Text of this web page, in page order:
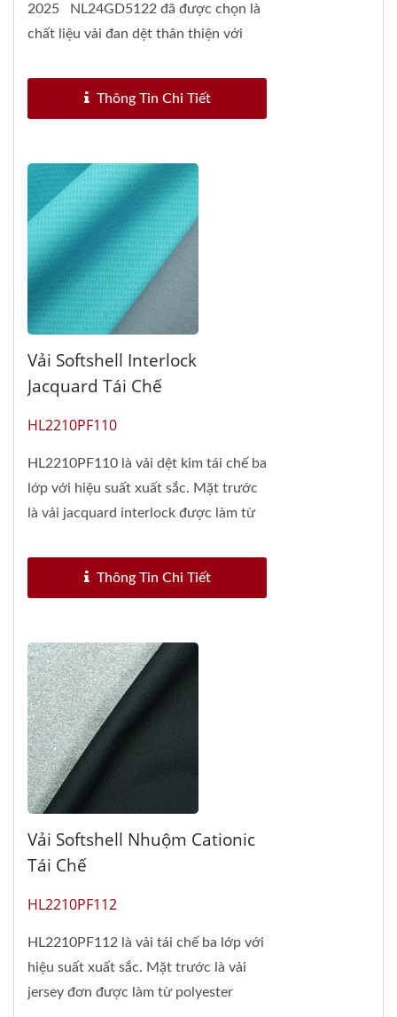
2025 NL24GD5122 đã được chọn là
chất liệu vải đan dệt thân thiện với
Thông Tin Chi Tiết
Vải Softshell Interlock
Jacquard Tái Chế
HL2210PF110
HL2210PF110 là vải dệt kim tái chế ba
lớp với hiệu suất xuất sắc. Mặt trước
là vải jacquard interlock được làm từ
Thông Tin Chi Tiết
Vải Softshell Nhuộm Cationic
Tái Chế
HL2210PF112
HL2210PF112 là vải tái chế ba lớp với
hiệu suất xuất sắc. Mặt trước là vải
jersey đơn được làm từ polyester